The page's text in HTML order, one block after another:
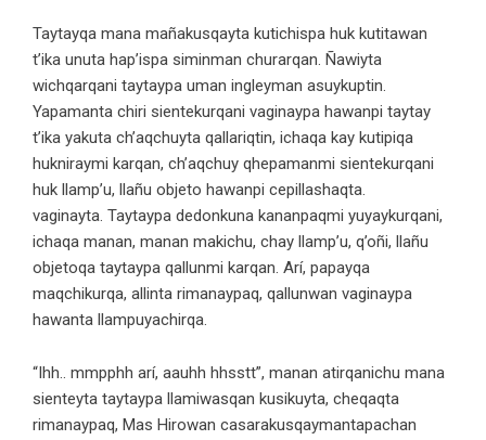
Taytayqa mana mañakusqayta kutichispa huk kutitawan
t’ika unuta hap’ispa siminman churarqan. Ñawiyta
wichqarqani taytaypa uman ingleyman asuykuptin.
Yapamanta chiri sientekurqani vaginaypa hawanpi taytay
t’ika yakuta ch’aqchuyta qallariqtin, ichaqa kay kutipiqa
hukniraymi karqan, ch’aqchuy qhepamanmi sientekurqani
huk llamp’u, llañu objeto hawanpi cepillashaqta.
vaginayta. Taytaypa dedonkuna kananpaqmi yuyaykurqani,
ichaqa manan, manan makichu, chay llamp’u, q’oñi, llañu
objetoqa taytaypa qallunmi karqan. Arí, papayqa
maqchikurqa, allinta rimanaypaq, qallunwan vaginaypa
hawanta llampuyachirqa.
“Ihh.. mmpphh arí, aauhh hhsstt”, manan atirqanichu mana
sienteyta taytaypa llamiwasqan kusikuyta, cheqaqta
rimanaypaq, Mas Hirowan casarakusqaymantapachan